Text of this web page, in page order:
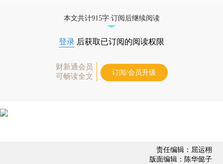
本文共计915字 订阅后继续阅读
登录 后获取已订阅的阅读权限
财新通会员
可畅读全文
订阅/会员升级
责任编辑：屈运栩
版面编辑：陈华懿子